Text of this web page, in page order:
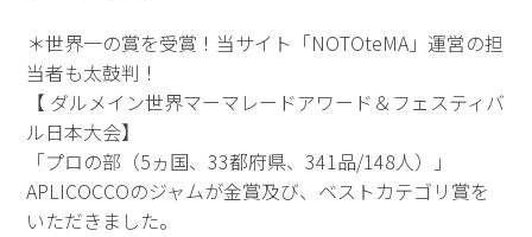
＊世界一の賞を受賞！当サイト「NOTOteMA」運営の担
当者も太鼓判！
【 ダルメイン世界マーマレードアワード＆フェスティバ
ル日本大会】
「プロの部（5ヵ国、33都府県、341品/148人）」
APLICOCCOのジャムが金賞及び、ベストカテゴリ賞を
いただきました。